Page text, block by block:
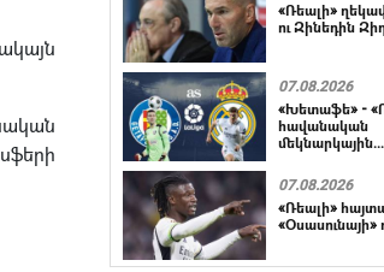
«Ռեալի»
ու Զինեդին
07.08.2026
«Խետաֆե» -
հավանական
մեկնարկային...
07.08.2026
«Ռեալի»
«Օսասունայի»